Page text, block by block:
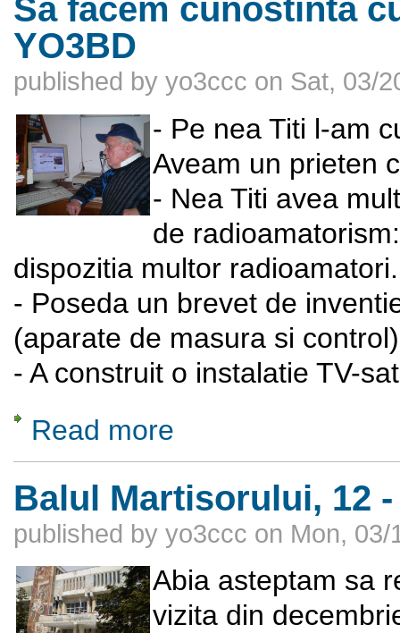
Sa facem cunostinta
YO3BD
published by yo3ccc on Sat, 03/
- Pe nea Titi l-am
Aveam un prieten
- Nea Titi avea
de
dispozitia multor radioamatori.
- Poseda un brevet de
(aparate de masura si
- A construit o instalatie TV-
Read more
Balul Martisorului, 12
published by yo3ccc on Mon, 03/
Abia asteptam sa
vizita din